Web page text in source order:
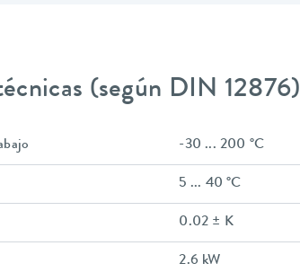
(según DIN 12876)
-30 ... 200 °C
5 ... 40 °C
0.02 ± K
2.6 kW